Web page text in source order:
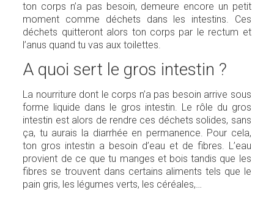
ton corps n’a pas besoin, demeure encore un petit
moment comme déchets dans les intestins. Ces
déchets quitteront alors ton corps par le rectum et
l’anus quand tu vas aux toilettes.
A quoi sert le gros intestin ?
La nourriture dont le corps n’a pas besoin arrive sous
forme liquide dans le gros intestin. Le rôle du gros
intestin est alors de rendre ces déchets solides, sans
ça, tu aurais la diarrhée en permanence. Pour cela,
ton gros intestin a besoin d’eau et de fibres. L’eau
provient de ce que tu manges et bois tandis que les
fibres se trouvent dans certains aliments tels que le
pain gris, les légumes verts, les céréales,…